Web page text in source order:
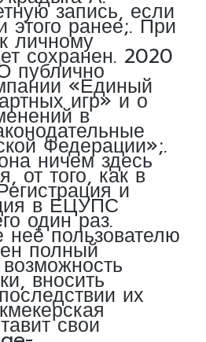
запись, если
этого ранее;. При
личному
сохранен. 2020
«Единый
игр» и о
в
Федерации»;.
ничем здесь
от того, как в
и
в ЕЦУПС
один раз.
неё пользователю
полный
вносить их
свои